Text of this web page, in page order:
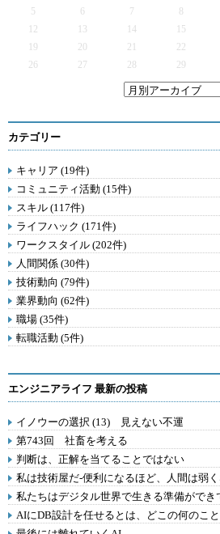
5
6 7
12
13 14 15
19
20 21 22
26
27 28 29
カテゴリー
キャリア (19件)
コミュニティ活動 (15件)
スキル (117件)
ライフハック (171件)
ワークスタイル (202件)
人間関係 (30件)
技術動向 (79件)
業界動向 (62件)
職場 (35件)
転職活動 (5件)
エンジニアライフ 最新の投稿
イノウーの選択 (13) 見えない不運
第743回 社畜を考える
判断は、正解を当てることではない
私は技術屋だ-便利になるほど、人間は弱
私たちはデジタル世界で生きる準備ができ
AIにDB設計を任せるとは、どこの何のこ